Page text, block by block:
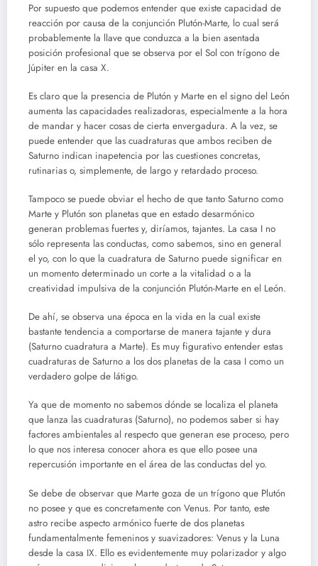
Por supuesto que podemos entender que existe capacidad de
reacción por causa de la conjunción Plutón-Marte, lo cual será
probablemente la llave que conduzca a la bien asentada
posición profesional que se observa por el Sol con trígono de
Júpiter en la casa X.
Es claro que la presencia de Plutón y Marte en el signo del León
aumenta las capacidades realizadoras, especialmente a la hora
de mandar y hacer cosas de cierta envergadura. A la vez, se
puede entender que las cuadraturas que ambos reciben de
Saturno indican inapetencia por las cuestiones concretas,
rutinarias o, simplemente, de largo y retardado proceso.
Tampoco se puede obviar el hecho de que tanto Saturno como
Marte y Plutón son planetas que en estado desarmónico
generan problemas fuertes y, diríamos, tajantes. La casa I no
sólo representa las conductas, como sabemos, sino en general
el yo, con lo que la cuadratura de Saturno puede significar en
un momento determinado un corte a la vitalidad o a la
creatividad impulsiva de la conjunción Plutón-Marte en el León.
De ahí, se observa una época en la vida en la cual existe
bastante tendencia a comportarse de manera tajante y dura
(Saturno cuadratura a Marte). Es muy figurativo entender estas
cuadraturas de Saturno a los dos planetas de la casa I como un
verdadero golpe de látigo.
Ya que de momento no sabemos dónde se localiza el planeta
que lanza las cuadraturas (Saturno), no podemos saber si hay
factores ambientales al respecto que generan ese proceso, pero
lo que nos interesa conocer ahora es que ello posee una
repercusión importante en el área de las conductas del yo.
Se debe de observar que Marte goza de un trígono que Plutón
no posee y que es concretamente con Venus. Por tanto, este
astro recibe aspecto armónico fuerte de dos planetas
fundamentalmente femeninos y suavizadores: Venus y la Luna
desde la casa IX. Ello es evidentemente muy polarizador y algo